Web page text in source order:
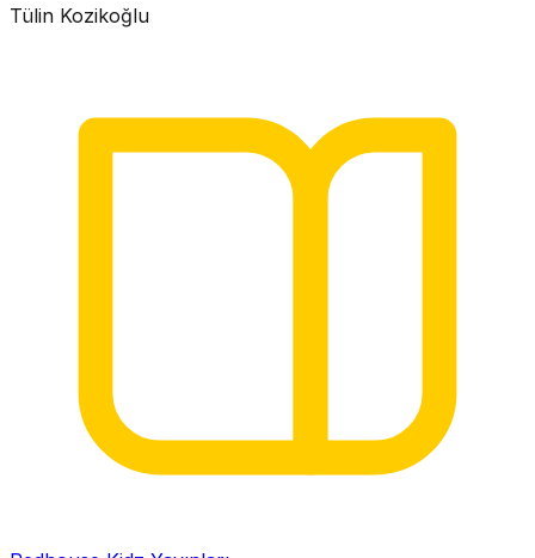
Tülin Kozikoğlu